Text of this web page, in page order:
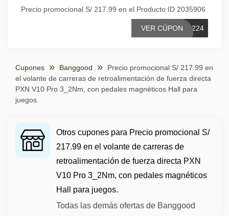
Precio promocional S/ 217.99 en el Producto ID 2035906
1224
VER CÚPON
Cupones Banggood
Precio promocional S/ 217.99 en
el volante de carreras de retroalimentación de fuerza directa
PXN V10 Pro 3_2Nm, con pedales magnéticos Hall para
juegos.
Otros cupones para Precio promocional S/
217.99 en el volante de carreras de
retroalimentación de fuerza directa PXN
V10 Pro 3_2Nm, con pedales magnéticos
Hall para juegos.
Todas las demás ofertas de Banggood